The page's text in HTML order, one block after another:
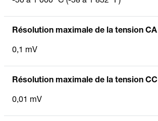
Résolution maximale de la tension CA
0,1 mV
Résolution maximale de la tension CC
0,01 mV